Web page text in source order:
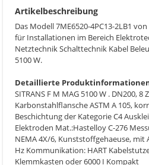
Artikelbeschreibung
Das Modell 7ME6520-4PC13-2LB1
für Installationen im Bereich
Netztechnik Schalttechnik Kabel
5100 W.
Detaillierte
SITRANS F M MAG 5100 W . DN200, 8
Karbonstahlflansche ASTM A 105,
Beschichtung der Kategorie C4
Elektroden Mat.:Hastelloy C-276
NEMA 4X/6, Kunststoffgehaeuse, mit
Hz Kommunikation: HART
Klemmkasten oder 6000 I Kompakt